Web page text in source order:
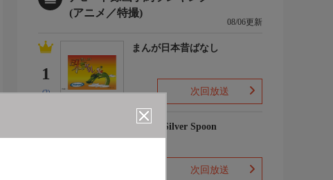
(アニメ／特撮)
08/06更新
1
(2)
まんが日本昔ばなし
次回放送
銀の匙 Silver Spoon
次回放送